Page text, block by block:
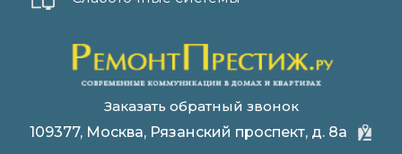
Заказать обратный звонок
109377, Москва, Рязанский проспект, д. 8а